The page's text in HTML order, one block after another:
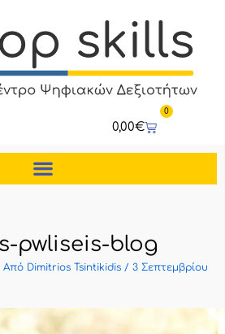
0,00€
0
Cart
pwliseis-blog
Από Dimitrios Tsintikidis / 3 Σεπτεμβρίου